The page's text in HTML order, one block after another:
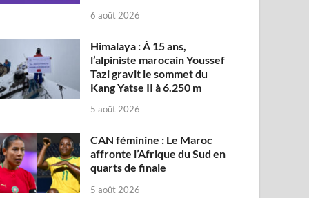
6 août 2026
Himalaya : À 15 ans,
l’alpiniste marocain Youssef
Tazi gravit le sommet du
Kang Yatse II à 6.250 m
5 août 2026
CAN féminine : Le Maroc
affronte l’Afrique du Sud en
quarts de finale
5 août 2026